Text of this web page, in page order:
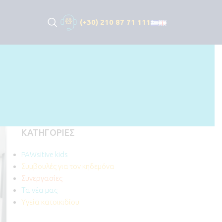
(+30) 210 87 71 111
ΚΑΤΗΓΟΡΊΕΣ
PAWsitive kids
Συμβουλές για τον κηδεμόνα
Συνεργασίες
Τα νέα μας
Υγεία κατοικιδίου